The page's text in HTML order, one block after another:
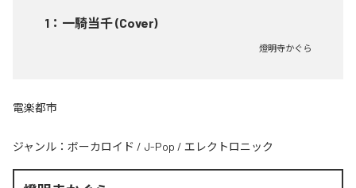
1 ： 一騎当千 (Cover)
燈明寺かぐら
電楽都市
ジャンル： ボーカロイド / J-Pop / エレクトロニック